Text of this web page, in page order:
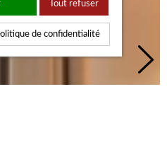
Tout refuser
de confidentialité